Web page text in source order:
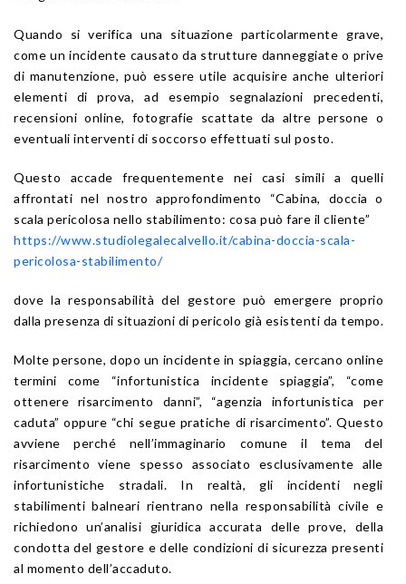
Quando si verifica una situazione particolarmente grave,
come un incidente causato da strutture danneggiate o prive
di manutenzione, può essere utile acquisire anche ulteriori
elementi di prova, ad esempio segnalazioni precedenti,
recensioni online, fotografie scattate da altre persone o
eventuali interventi di soccorso effettuati sul posto.
Questo accade frequentemente nei casi simili a quelli
affrontati nel nostro approfondimento “Cabina, doccia o
scala pericolosa nello stabilimento: cosa può fare il cliente”
https://www.studiolegalecalvello.it/cabina-doccia-scala-
pericolosa-stabilimento/
dove la responsabilità del gestore può emergere proprio
dalla presenza di situazioni di pericolo già esistenti da tempo.
Molte persone, dopo un incidente in spiaggia, cercano online
termini come “infortunistica incidente spiaggia”, “come
ottenere risarcimento danni”, “agenzia infortunistica per
caduta” oppure “chi segue pratiche di risarcimento”. Questo
avviene perché nell’immaginario comune il tema del
risarcimento viene spesso associato esclusivamente alle
infortunistiche stradali. In realtà, gli incidenti negli
stabilimenti balneari rientrano nella responsabilità civile e
richiedono un’analisi giuridica accurata delle prove, della
condotta del gestore e delle condizioni di sicurezza presenti
al momento dell’accaduto.